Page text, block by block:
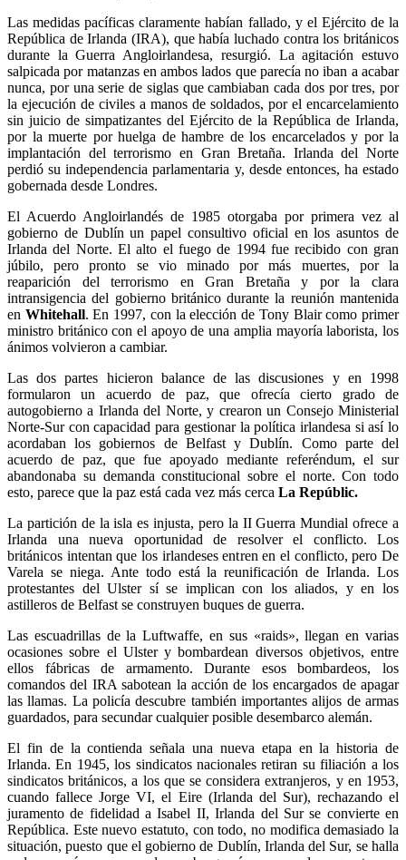
Las medidas pacíficas claramente habían fallado, y el Ejército de la
República de Irlanda (IRA), que había luchado contra los británicos
durante la Guerra Angloirlandesa, resurgió. La agitación estuvo
salpicada por matanzas en ambos lados que parecía no iban a acabar
nunca, por una serie de siglas que cambiaban cada dos por tres, por
la ejecución de civiles a manos de soldados, por el encarcelamiento
sin juicio de simpatizantes del Ejército de la República de Irlanda,
por la muerte por huelga de hambre de los encarcelados y por la
implantación del terrorismo en Gran Bretaña. Irlanda del Norte
perdió su independencia parlamentaria y, desde entonces, ha estado
gobernada desde Londres.
El Acuerdo Angloirlandés de 1985 otorgaba por primera vez al
gobierno de Dublín un papel consultivo oficial en los asuntos de
Irlanda del Norte. El alto el fuego de 1994 fue recibido con gran
júbilo, pero pronto se vio minado por más muertes, por la
reaparición del terrorismo en Gran Bretaña y por la clara
intransigencia del gobierno británico durante la reunión mantenida
en Whitehall. En 1997, con la elección de Tony Blair como primer
ministro británico con el apoyo de una amplia mayoría laborista, los
ánimos volvieron a cambiar.
Las dos partes hicieron balance de las discusiones y en 1998
formularon un acuerdo de paz, que ofrecía cierto grado de
autogobierno a Irlanda del Norte, y crearon un Consejo Ministerial
Norte-Sur con capacidad para gestionar la política irlandesa si así lo
acordaban los gobiernos de Belfast y Dublín. Como parte del
acuerdo de paz, que fue apoyado mediante referéndum, el sur
abandonaba su demanda constitucional sobre el norte. Con todo
esto, parece que la paz está cada vez más cerca La Repúblic.
La partición de la isla es injusta, pero la II Guerra Mundial ofrece a
Irlanda una nueva oportunidad de resolver el conflicto. Los
británicos intentan que los irlandeses entren en el conflicto, pero De
Varela se niega. Ante todo está la reunificación de Irlanda. Los
protestantes del Ulster sí se implican con los aliados, y en los
astilleros de Belfast se construyen buques de guerra.
Las escuadrillas de la Luftwaffe, en sus «raids», llegan en varias
ocasiones sobre el Ulster y bombardean diversos objetivos, entre
ellos fábricas de armamento. Durante esos bombardeos, los
comandos del IRA sabotean la acción de los encargados de apagar
las llamas. La policía descubre también importantes alijos de armas
guardados, para secundar cualquier posible desembarco alemán.
El fin de la contienda señala una nueva etapa en la historia de
Irlanda. En 1945, los sindicatos nacionales retiran su filiación a los
sindicatos británicos, a los que se considera extranjeros, y en 1953,
cuando fallece Jorge VI, el Eire (Irlanda del Sur), rechazando el
juramento de fidelidad a Isabel II, Irlanda del Sur se convierte en
República. Este nuevo estatuto, con todo, no modifica demasiado la
situación, puesto que el gobierno de Dublín, Irlanda del Sur, se halla